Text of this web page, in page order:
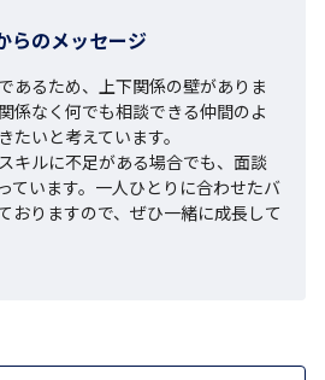
らのメッセージ
あるため、上下関係の壁がありま
係なく何でも相談できる仲間のよ
たいと考えています。
キルに不足がある場合でも、面談
ています。一人ひとりに合わせたバ
おりますので、ぜひ一緒に成長して